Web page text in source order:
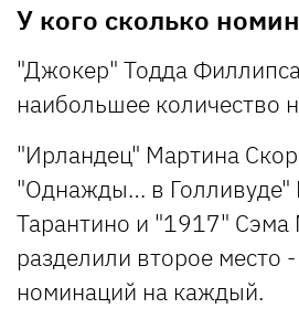
У кого сколько
"Джокер" Тодда
наибольшее количество
"Ирландец" Мартина
"Однажды… в Голливуде"
Тарантино и "1917" Сэма
разделили второе место
номинаций на каждый.